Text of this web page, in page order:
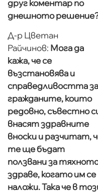
друг коментар по
днешното
Д-р Цветан
Райчинов: Мога да
кажа, че се
възстановява и
справедливостта за
гражданите, които
редовно, съвестно
внасят здравните
вноски и разчитат,
те ще бъдат
ползвани за
здраве, когато им се
наложи. Така че в